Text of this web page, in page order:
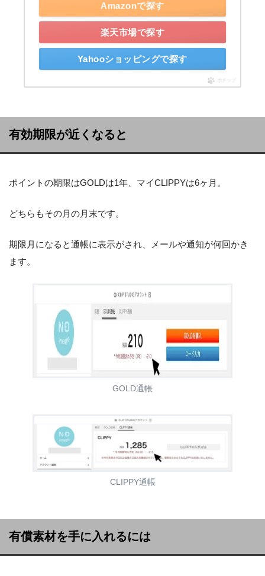
Amazonで探す
楽天市場で探す
Yahooショッピングで探す
ポチップ
有効期限が近くなると
ポイントの期限はGOLDは1年、マイCLIPPYは6ヶ月。
どちらもその月の月末です。
期限月になると通帳に表示がされ、メールや通知が何回かき
ます。
GOLD通帳
CLIPPY通帳
有償素材を手に入れるには